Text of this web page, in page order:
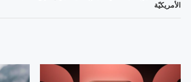
الأمريكيّة